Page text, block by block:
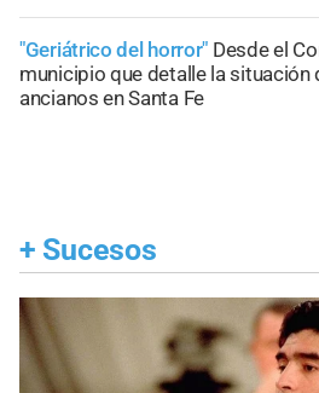
"Geriátrico del horror" Desde el
municipio que detalle la situación
ancianos en Santa Fe
+ Sucesos